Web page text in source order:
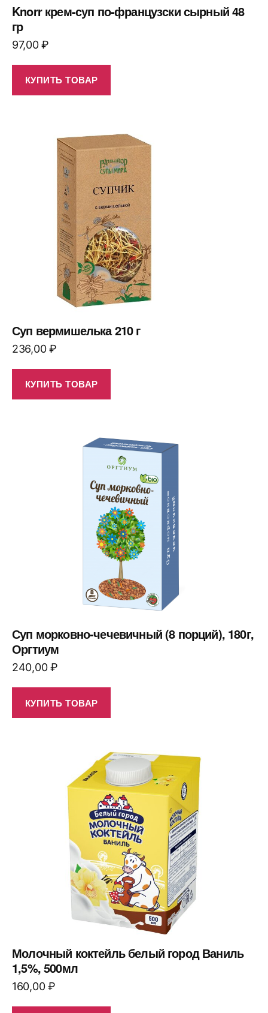
Knorr крем-суп по-французски сырный 48
гр
97,00₽
КУПИТЬ ТОВАР
Суп вермишелька 210 г
236,00₽
КУПИТЬ ТОВАР
Суп морковно-чечевичный (8 порций), 180г,
Оргтиум
240,00₽
КУПИТЬ ТОВАР
Молочный коктейль белый город Ваниль
1,5%, 500мл
160,00₽